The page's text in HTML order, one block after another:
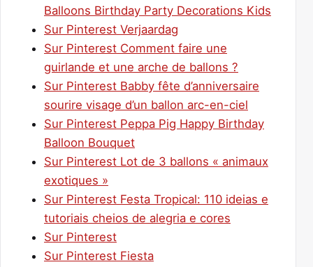
Balloons Birthday Party Decorations Kids
Sur Pinterest Verjaardag
Sur Pinterest Comment faire une
guirlande et une arche de ballons ?
Sur Pinterest Babby fête d’anniversaire
sourire visage d’un ballon arc-en-ciel
Sur Pinterest Peppa Pig Happy Birthday
Balloon Bouquet
Sur Pinterest Lot de 3 ballons « animaux
exotiques »
Sur Pinterest Festa Tropical: 110 ideias e
tutoriais cheios de alegria e cores
Sur Pinterest
Sur Pinterest Fiesta